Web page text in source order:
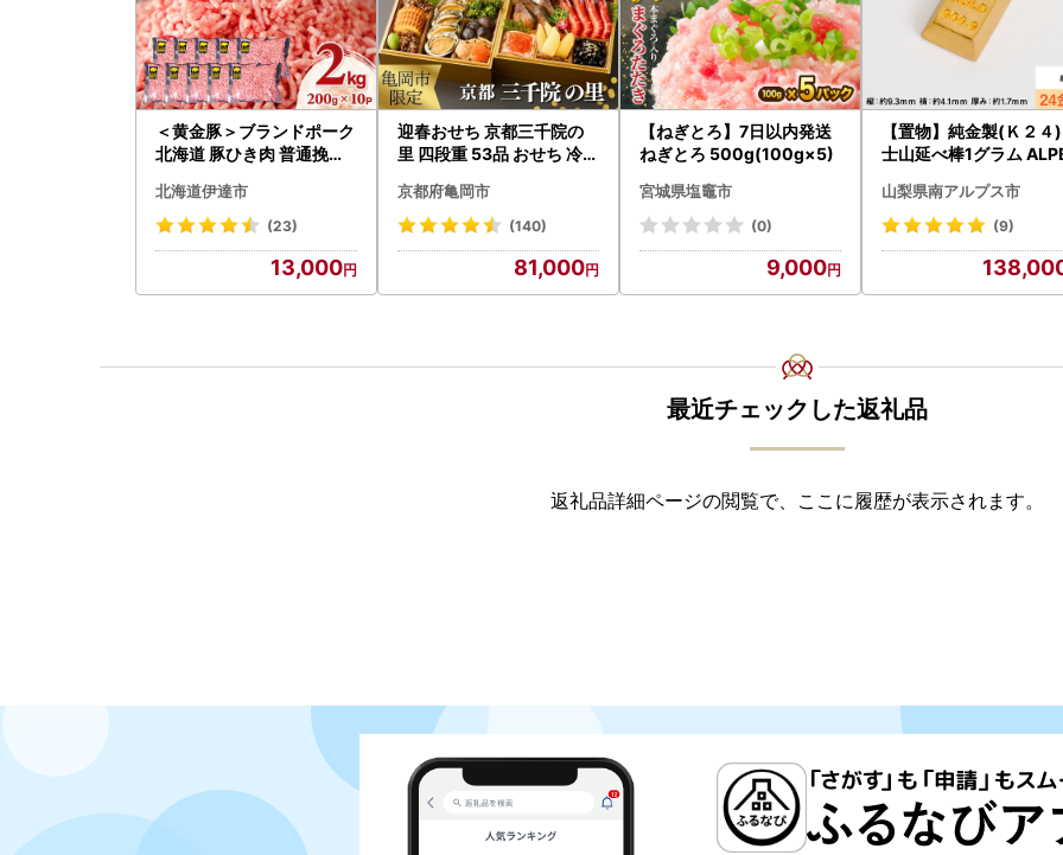
＜黄金豚＞ブランドポーク
北海道 豚ひき肉 普通挽き
北海道伊達市
(23)
13,000
迎春おせち 京都三千院の
里 四段重 53品 おせち 冷蔵
京都府亀岡市
(140)
81,000
【ねぎとろ】7日以内発送
ねぎとろ 500g(100g×5)
宮城県塩竈市
(0)
9,000
【置物】純金製(Ｋ２４
士山延べ棒1グラム
山梨県南アルプス市
(9)
最近チェックした返礼品
返礼品詳細ページの閲覧で、ここに履歴が表示されます。